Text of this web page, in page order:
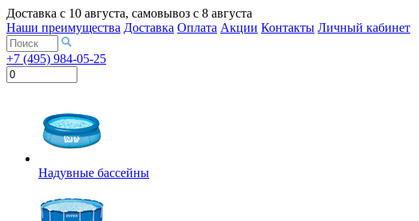
Доставка с 10 августа, самовывоз с 8 августа
Наши преимущества Доставка Оплата Акции Контакты Личный кабинет
+7 (495) 984-05-25
Надувные бассейны